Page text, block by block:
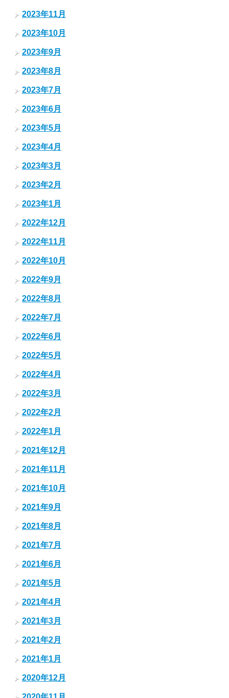
2023年11月
2023年10月
2023年9月
2023年8月
2023年7月
2023年6月
2023年5月
2023年4月
2023年3月
2023年2月
2023年1月
2022年12月
2022年11月
2022年10月
2022年9月
2022年8月
2022年7月
2022年6月
2022年5月
2022年4月
2022年3月
2022年2月
2022年1月
2021年12月
2021年11月
2021年10月
2021年9月
2021年8月
2021年7月
2021年6月
2021年5月
2021年4月
2021年3月
2021年2月
2021年1月
2020年12月